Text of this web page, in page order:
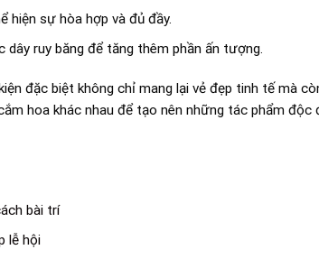
hiện sự hòa hợp và đủ đầy.
ruy băng để tăng thêm phần ấn tượng.
đặc biệt không chỉ mang lại vẻ đẹp tinh tế mà
hoa khác nhau để tạo nên những tác phẩm
bài trí
lễ hội